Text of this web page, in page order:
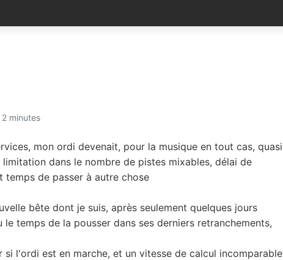
minutes
mon ordi devenait, pour la musique en tout cas, quasi
dans le nombre de pistes mixables, délai de
de passer à autre chose
bête dont je suis, après seulement quelques jours
temps de la pousser dans ses derniers retranchements,
si l'ordi est en marche, et un vitesse de calcul incomparable